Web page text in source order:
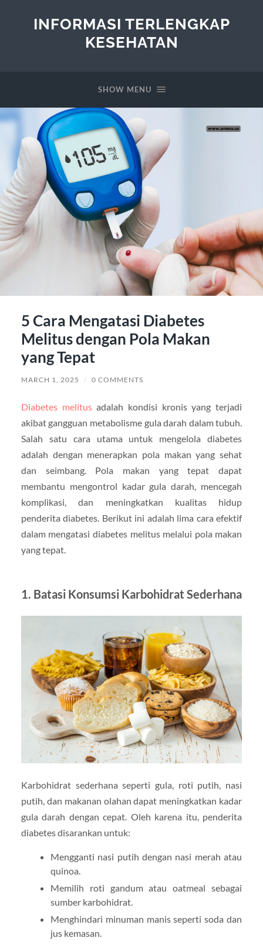
INFORMASI TERLENGKAP
KESEHATAN
SHOW MENU
5 Cara Mengatasi Diabetes
Melitus dengan Pola Makan
yang Tepat
MARCH 1, 2025 / 0 COMMENTS
Diabetes melitusadalah kondisi kronis yang terjadi
akibat gangguan metabolisme gula darah dalam tubuh.
Salah satu cara utama untuk mengelola diabetes
adalah dengan menerapkan pola makan yang sehat
dan seimbang. Pola makan yang tepat dapat
membantu mengontrol kadar gula darah, mencegah
komplikasi, dan meningkatkan kualitas hidup
penderita diabetes. Berikut ini adalah lima cara efektif
dalam mengatasi diabetes melitus melalui pola makan
yang tepat.
1. Batasi Konsumsi Karbohidrat Sederhana
Karbohidrat sederhana seperti gula, roti putih, nasi
putih, dan makanan olahan dapat meningkatkan kadar
gula darah dengan cepat. Oleh karena itu, penderita
diabetes disarankan untuk:
Mengganti nasi putih dengan nasi merah atau
quinoa.
Memilih roti gandum atau oatmeal sebagai
sumber karbohidrat.
Menghindari minuman manis seperti soda dan
jus kemasan.